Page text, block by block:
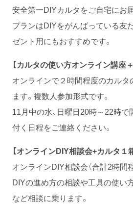
安全第一DIYカルタをご自宅にお
プランはDIYをがんばっている友
ゼント用にもおすすめです。
【カルタの使い方オンライン講座
オンラインで２時間程度のカル
ます。複数人参加形式です。
11月中の水、日曜日20時～22時
付く日程をご連絡ください。
【オンラインDIY相談会+カルタ１
オンラインDIY相談会（合計2時間
DIYの進め方の相談や工具の使い
など相談に乗ります。